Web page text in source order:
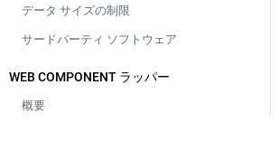
データ サイズの制限
サードパーティ ソフトウェア
WEB COMPONENT ラッパー
概要